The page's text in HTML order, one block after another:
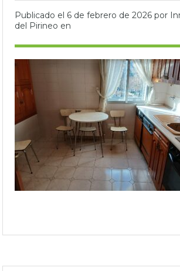
Publicado el 6 de febrero de 2026 por
del Pirineo en